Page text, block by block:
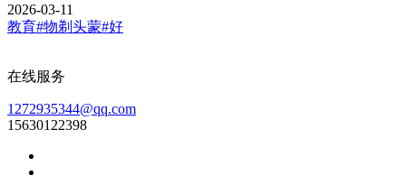
2026-03-11
教育#物剃头蒙#好
在线服务
1272935344@qq.com
15630122398